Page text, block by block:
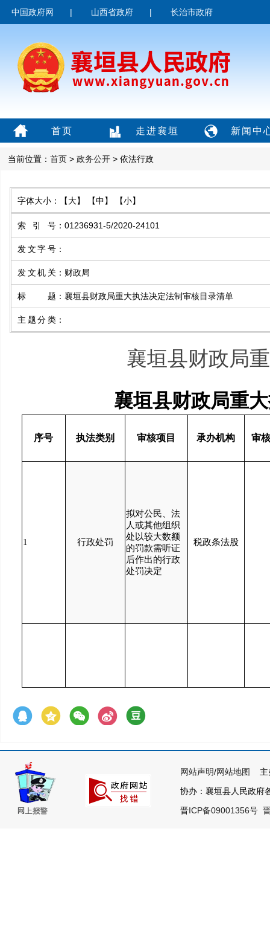
中国政府网 | 山西省政府 | 长治市政府
首页 走进襄垣 新闻中
当前位置： 首页 > 政务公开 > 依法行政
字体大小： 【大】 【中】 【小】
索引号 ： 01236931-5/2020-24101
发文字号 ：
发文机关 ： 财政局
标题 ： 襄垣县财政局重大执法决定法制审核目录清单
主题分类 ：
襄垣县财政局
襄垣县财政局重
序号 执法类别 审核项目 承办机构 审
1 行政处罚
拟对公民、法
人或其他组织
处以较大数额
的罚款需听证
后作出的行政
处罚决定
税政条法股
网站声明/网站地图
主
协办：襄垣县人民政
晋ICP备09001356号